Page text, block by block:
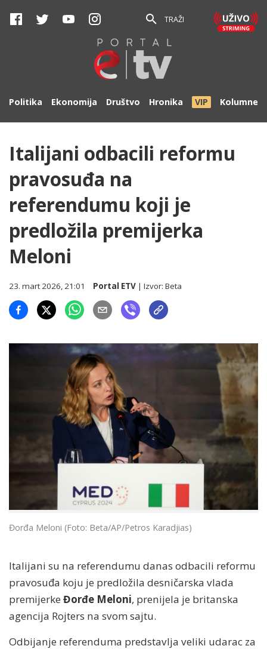
TRAŽI
Politika Ekonomija Društvo Hronika VIP Kolumne
Italijani odbacili reformu
pravosuđa na
referendumu koji je
predložila premijerka
Meloni
23. mart 2026, 21:01 Portal ETV | Izvor:Beta
Đorđa Meloni (Foto: Beta/AP/Petros Karadjias)
Italijani su na referendumu danas odbacili reformu
pravosuđa koju je predložila desničarska vlada
premijerke Đorđe Meloni, prenijela je britanska
agencija Rojters na svom sajtu.
Odbijanje referenduma predstavlja veliki udarac za